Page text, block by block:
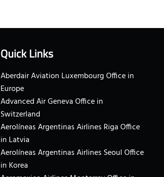
Quick Links
Aberdair Aviation Luxembourg Office in
Europe
Advanced Air Geneva Office in
Switzerland
Aerolíneas Argentinas Airlines Riga Office
in Latvia
Aerolíneas Argentinas Airlines Seoul Office
in Korea